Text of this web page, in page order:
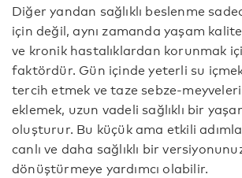
Diğer yandan sağlıklı beslenme
için değil, aynı zamanda yaşam
ve kronik hastalıklardan korunmak
faktördür. Gün içinde yeterli su
tercih etmek ve taze sebze-
eklemek, uzun vadeli sağlıklı bir
oluşturur. Bu küçük ama etkili
canlı ve daha sağlıklı bir
dönüştürmeye yardımcı olabilir.